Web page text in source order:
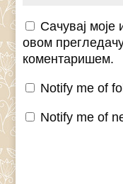
Сачувај
овом
коментаришем.
Notify me of
Notify me of